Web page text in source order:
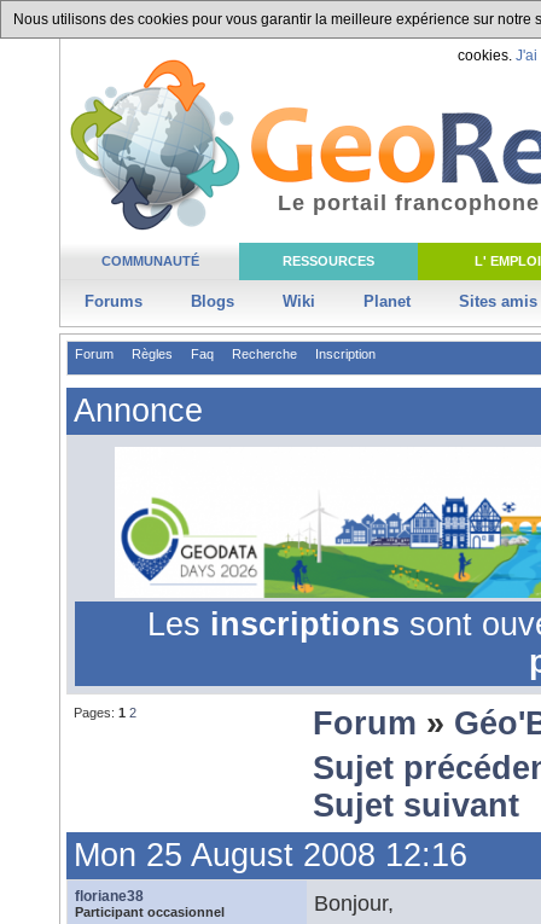
Nous utilisons des cookies pour vous garantir la meilleure expérience sur
cookies. J'ai
COMMUNAUTÉ RESSOURCES L' EMPLOI
Forums Blogs Wiki Planet Sites amis
Le portail
Forum Règles Faq Recherche Inscription
Annonce
Les inscriptions sont
Pages: 1 2 Forum »
Sujet
Sujet suivant
Mon 25 August 2008 12:16
floriane38
Participant occasionnel
Bonjour,